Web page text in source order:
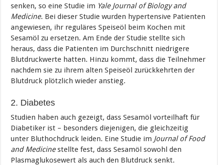
senken, so eine Studie im Yale Journal of Biology and
Medicine. Bei dieser Studie wurden hypertensive Patienten
angewiesen, ihr reguläres Speiseöl beim Kochen mit
Sesamöl zu ersetzen. Am Ende der Studie stellte sich
heraus, dass die Patienten im Durchschnitt niedrigere
Blutdruckwerte hatten. Hinzu kommt, dass die Teilnehmer
nachdem sie zu ihrem alten Speiseöl zurückkehrten der
Blutdruck plötzlich wieder anstieg.
2. Diabetes
Studien haben auch gezeigt, dass Sesamöl vorteilhaft für
Diabetiker ist – besonders diejenigen, die gleichzeitig
unter Bluthochdruck leiden. Eine Studie im Journal of Food
and Medicinestellte fest, dass Sesamöl sowohl den
Plasmaglukosewert als auch den Blutdruck senkt.